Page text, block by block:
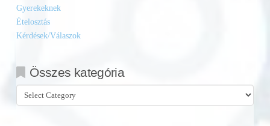
Gyerekeknek
Ételosztás
Kérdések/Válaszok
Összes kategória
Összes
kategória